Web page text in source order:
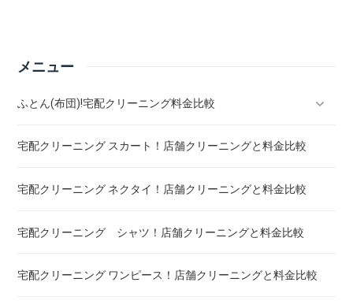
メニュー
ふとん(布団)!宅配クリーニング料金比較
羽毛ふとん(布団)!宅配クリーニング料金比較
こたつ布団 クリーニング ! 料金 比較
布団クリーニング ! ダニ除去率ランキング
布団クリーニング 真空圧縮サービス 料金比較 ! 市販の圧縮袋
宅配クリーニング スカート！店舗クリーニングと料金比較
宅配クリーニング ネクタイ！店舗クリーニングと料金比較
宅配クリーニング シャツ！店舗クリーニングと料金比較
宅配クリーニング ワンピース！店舗クリーニングと料金比較